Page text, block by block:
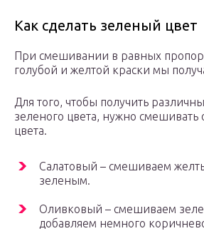
Как сделать зеленый цвет
При смешивании в равных
голубой и желтой краски мы
Для того, чтобы получить
зеленого цвета, нужно
цвета.
Салатовый – смешиваем
зеленым.
Оливковый – смешиваем
добавляем немного